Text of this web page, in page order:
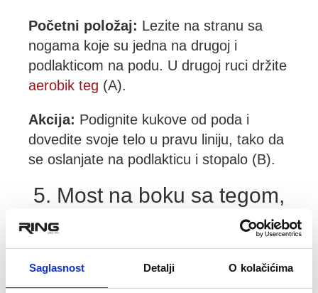
Saglasnost Detalji O kolačićima
Početni položaj: Lezite na stranu sa
nogama koje su jedna na drugoj i
podlakticom na podu. U drugoj ruci držite
aerobik teg (A).
Akcija: Podignite kukove od poda i
dovedite svoje telo u pravu liniju, tako da
se oslanjate na podlakticu i stopalo (B).
5. Most na boku sa tegom,
drugi deo